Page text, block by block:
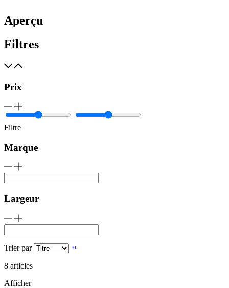
Aperçu
Filtres
Prix
Filtre
Marque
Largeur
Trier par
8 articles
Afficher